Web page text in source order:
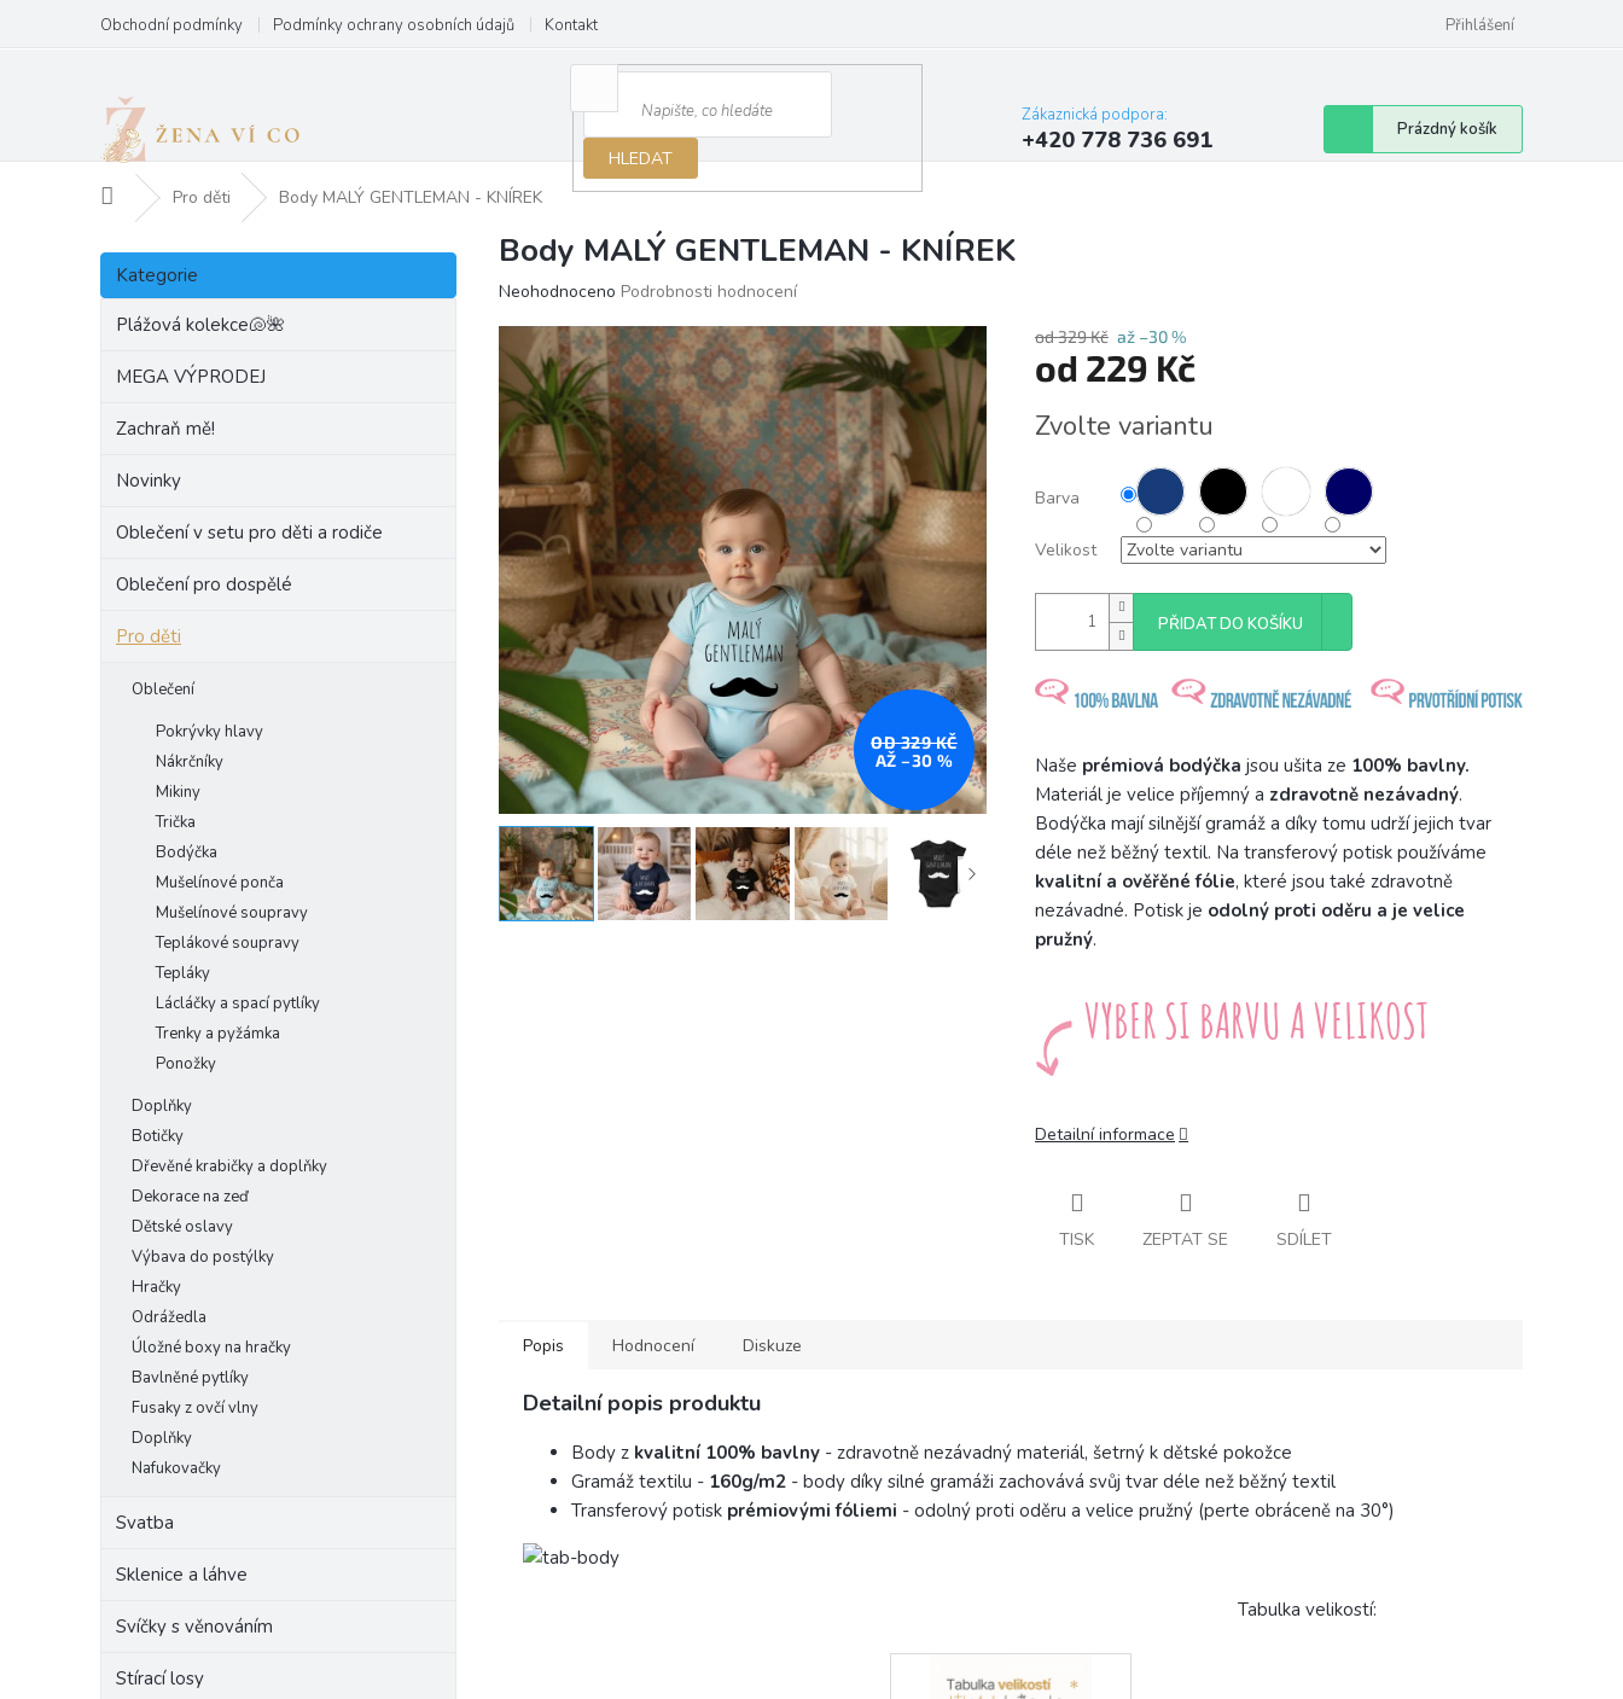
obsah
Obchodní podmínky Podmínky ochrany osobních údajů Kontakt Přihlášení
HLEDAT
Zákaznická podpora:
+420 778 736 691
Nákupní
košík
Prázdný košík
Domů Pro děti Body MALÝ GENTLEMAN - KNÍREK
P
s
Přeskočit
kategorie
Kategorie
Plážová kolekce🐚🌺
MEGA VÝPRODEJ
Zachraň mě!
Novinky
Oblečení v setu pro děti a rodiče
Oblečení pro dospělé
Pro děti
Oblečení
Pokrývky hlavy
Nákrčníky
Mikiny
Trička
Bodýčka
Mušelínové ponča
Mušelínové soupravy
Teplákové soupravy
Tepláky
Lácláčky a spací pytlíky
Trenky a pyžámka
Ponožky
Doplňky
Botičky
Dřevěné krabičky a doplňky
Dekorace na zeď
Dětské oslavy
Výbava do postýlky
Hračky
Odrážedla
Úložné boxy na hračky
Bavlněné pytlíky
Fusaky z ovčí vlny
Doplňky
Nafukovačky
Svatba
Sklenice a láhve
Svíčky s věnováním
Stírací losy
Body MALÝ GENTLEMAN - KNÍREK
Průměrné
produktu
je
0,0
z
5
hvězdiček.
Neohodnoceno Podrobnosti hodnocení
OD 329 KČ
AŽ –30 %
od 329 Kč až –30 %
od 229 Kč
cena:
Zvolte variantu
Barva
Velikost
PŘIDAT DO KOŠÍKU
Naše prémiová bodýčka jsou ušita ze 100% bavlny.
Materiál je velice příjemný a zdravotně nezávadný.
Bodýčka mají silnější gramáž a díky tomu udrží jejich tvar
déle než běžný textil. Na transferový potisk používáme
kvalitní a ověřěné fólie, které jsou také zdravotně
nezávadné. Potisk je odolný proti oděru a je velice
pružný.
Detailní informace
TISK ZEPTAT SE SDÍLET
Popis Hodnocení Diskuze
Detailní popis produktu
Body z kvalitní 100% bavlny - zdravotně nezávadný materiál, šetrný k dětské pokožce
Gramáž textilu - 160g/m2 - body díky silné gramáži zachovává svůj tvar déle než běžný textil
Transferový potisk prémiovými fóliemi - odolný proti oděru a velice pružný (perte obráceně na 30°)
Tabulka velikostí: